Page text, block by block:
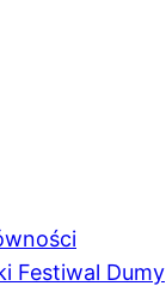
Festiwal Dumy